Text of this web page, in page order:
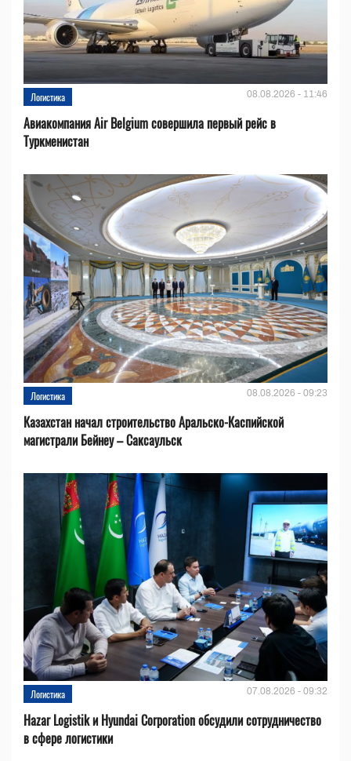
Логистика 08.08.2026 - 11:46
Авиакомпания Air Belgium совершила первый рейс в
Туркменистан
Логистика 08.08.2026 - 09:23
Казахстан начал строительство Аральско-Каспийской
магистрали Бейнеу – Саксаульск
Логистика 07.08.2026 - 09:32
Hazar Logistik и Hyundai Corporation обсудили сотрудничество
в сфере логистики